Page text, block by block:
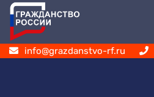
info@grazdanstvo-rf.ru